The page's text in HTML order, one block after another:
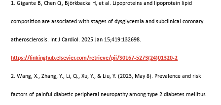
1. Gigante B, Chen Q, Björkbacka H, et al. Lipoproteins and lipoprotein lipid
composition are associated with stages of dysglycemia and subclinical coronary
atherosclerosis. Int J Cardiol. 2025 Jan 15;419:132698.
https://linkinghub.elsevier.com/retrieve/pii/S0167-5273(24)01320-2
2. Wang, X., Zhang, Y., Li, Q., Xu, Y., & Liu, Y. (2023, May 8). Prevalence and risk
factors of painful diabetic peripheral neuropathy among type 2 diabetes mellitus